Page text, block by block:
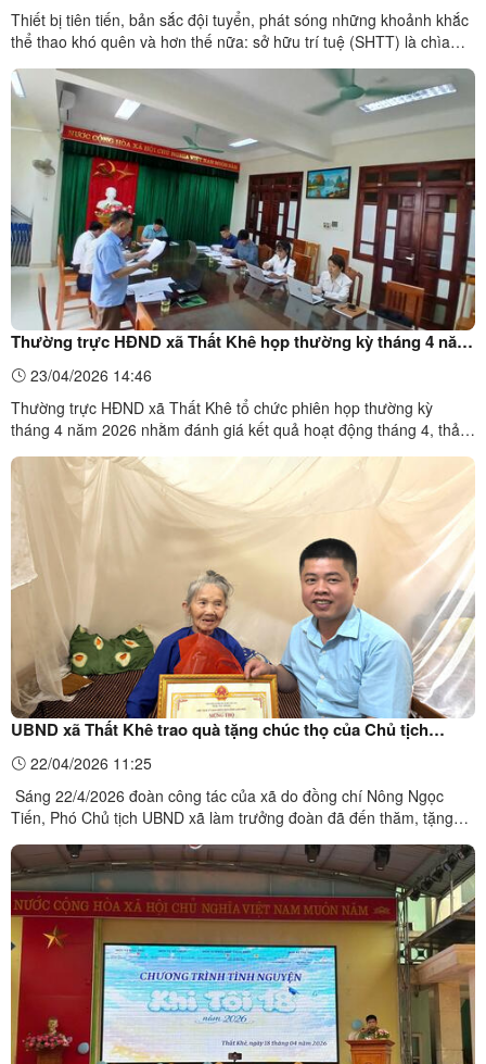
Thiết bị tiên tiến, bản sắc đội tuyển, phát sóng những khoảnh khắc
thể thao khó quên và hơn thế nữa: sở hữu trí tuệ (SHTT) là chìa
khóa để bảo vệ và quảng bá những sáng chế, kiểu dáng, thương
hiệu và các câu chuyện dẫn dắt thế giới thể thao, truyền cảm hứng
cho các vận động viên và kết nối người ...
Thường trực HĐND xã Thất Khê họp thường kỳ tháng 4 năm
202623/04/2026 14:46
Thường trực HĐND xã Thất Khê tổ chức phiên họp thường kỳ
tháng 4 năm 2026 nhằm đánh giá kết quả hoạt động tháng 4, thảo
luận các nội dung chuẩn bị cho tháng 5 và triển khai các nhiệm vụ
trọng tâm theo chương trình công tác.Nội dung:Chiều ngày
20/4/2026, tại trụ sở HĐND và UBND xã, Thường trực HĐND ...
UBND xã Thất Khê trao quà tặng chúc thọ của Chủ tịch
UBND tỉnh cho các cụ tròn 90 tuổi trên địa bàn
22/04/2026 11:25
Sáng 22/4/2026 đoàn công tác của xã do đồng chí Nông Ngọc
Tiến, Phó Chủ tịch UBND xã làm trưởng đoàn đã đến thăm, tặng
quà và chúc thọ các cụ tròn 90 tuổi trên địa bàn các thôn Pò Bó,
Phiêng Luông. Tại các gia đình đến thăm, đồng chí Phó Chủ tịch
UBND xã trao quà tặng của Chủ tịch UBND tỉnh cho ...